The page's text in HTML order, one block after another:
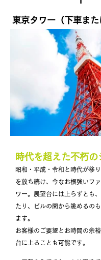
東京タワー（下車また
時代を超えた不朽の
昭和・平成・令和と時代が移
を放ち続け、今なお根強いフ
ワー。展望台には上らずとも
たり、ビルの間から眺めるの
ます。
お客様のご要望とお時間の余
台に上ることも可能です。